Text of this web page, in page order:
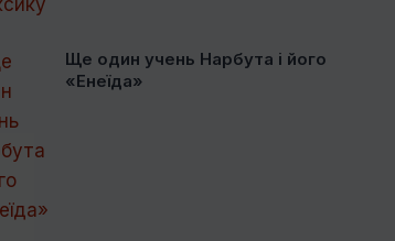
Ще один учень Нарбута і його
«Енеїда»